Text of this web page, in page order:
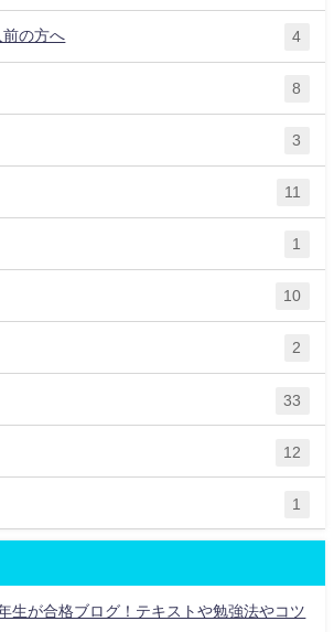
の方へ 4
8
3
11
1
10
2
33
12
1
生が合格ブログ！テキストや勉強法やコツ